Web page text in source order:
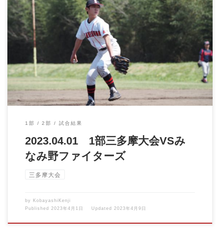
2023.04.01 1部三多摩大会VSみなみ野ファイターズ 三多 […]
1部 2部 試合結果
2023.04.01 1部三多摩大会VSみ
なみ野ファイターズ
三多摩大会
by KobayashiKenji
Published 2023年4月1日 Updated 2023年4月9日